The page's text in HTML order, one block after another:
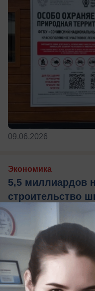
09.06.2026
Экономика
5,5 миллиардов
строительство
Деньги выделены на